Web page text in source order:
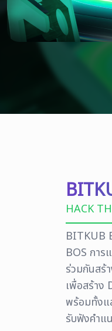
HACK
BITKUB
BOS การ
ร่วมกันสร้
เพื่อสร้าง
พร้อมทั้งแ
รับฟังคำแ